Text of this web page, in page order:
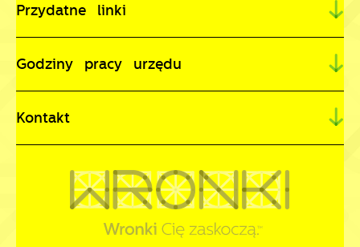
Przydatne linki
Godziny pracy urzędu
Kontakt